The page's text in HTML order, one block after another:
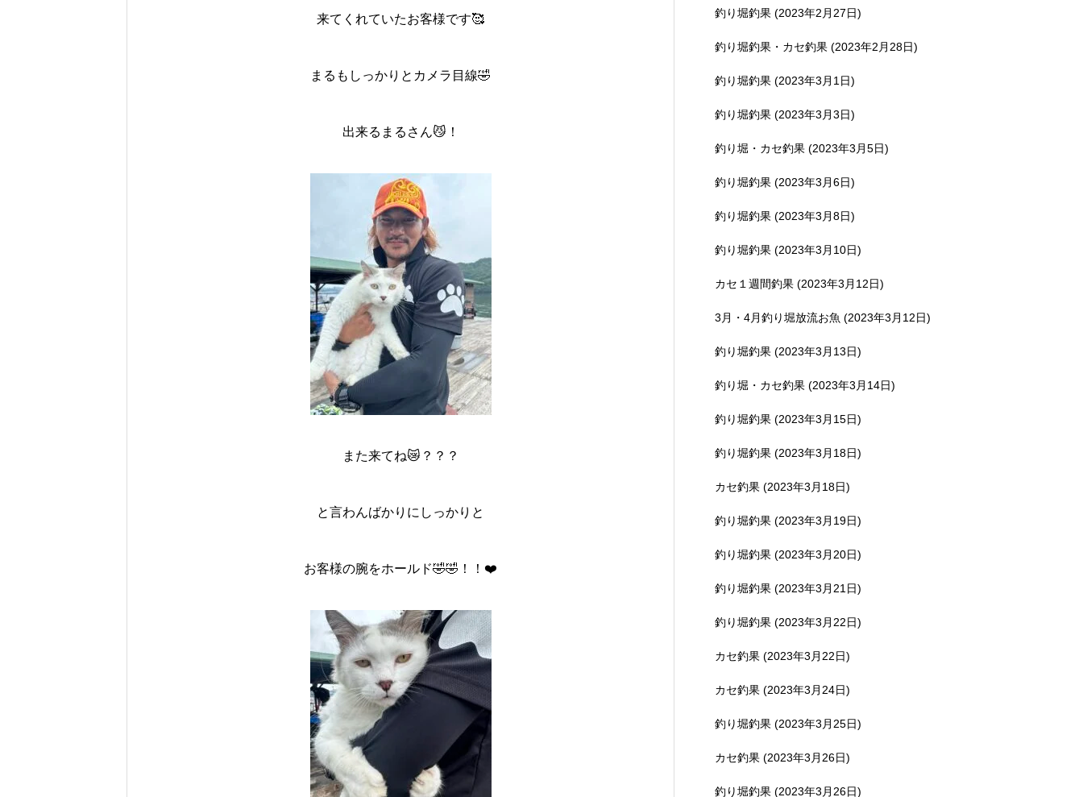
来てくれていたお客様です🥰
まるもしっかりとカメラ目線🤣
出来るまるさん😼！
また来てね😿？？？
と言わんばかりにしっかりと
お客様の腕をホールド🤣🤣！！❤️
釣り堀釣果 (2023年2月27日)
釣り堀釣果・カセ釣果 (2023年2月28日)
釣り堀釣果 (2023年3月1日)
釣り堀釣果 (2023年3月3日)
釣り堀・カセ釣果 (2023年3月5日)
釣り堀釣果 (2023年3月6日)
釣り堀釣果 (2023年3月8日)
釣り堀釣果 (2023年3月10日)
カセ１週間釣果 (2023年3月12日)
3月・4月釣り堀放流お魚 (2023年3月12日)
釣り堀釣果 (2023年3月13日)
釣り堀・カセ釣果 (2023年3月14日)
釣り堀釣果 (2023年3月15日)
釣り堀釣果 (2023年3月18日)
カセ釣果 (2023年3月18日)
釣り堀釣果 (2023年3月19日)
釣り堀釣果 (2023年3月20日)
釣り堀釣果 (2023年3月21日)
釣り堀釣果 (2023年3月22日)
カセ釣果 (2023年3月22日)
カセ釣果 (2023年3月24日)
釣り堀釣果 (2023年3月25日)
カセ釣果 (2023年3月26日)
釣り堀釣果 (2023年3月26日)